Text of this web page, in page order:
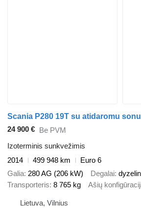
Scania P280 19T su atidaromu
24 900 € Be PVM
Izoterminis sunkvežimis
2014
499 948 km
Euro 6
Galia 280 AG (206 kW) Degalai
Transporteris 8 765 kg Ašių
Lietuva, Vilnius